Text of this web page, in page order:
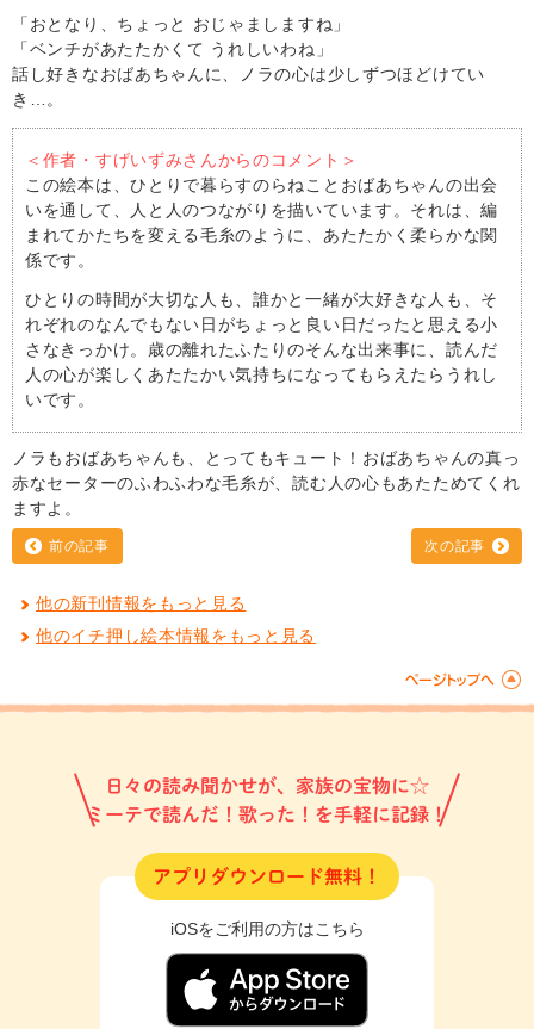
「おとなり、ちょっと おじゃましますね」
「ベンチがあたたかくて うれしいわね」
話し好きなおばあちゃんに、ノラの心は少しずつほどけてい
き…。
＜作者・すげいずみさんからのコメント＞
この絵本は、ひとりで暮らすのらねことおばあちゃんの出会
いを通して、人と人のつながりを描いています。それは、編
まれてかたちを変える毛糸のように、あたたかく柔らかな関
係です。
ひとりの時間が大切な人も、誰かと一緒が大好きな人も、そ
れぞれのなんでもない日がちょっと良い日だったと思える小
さなきっかけ。歳の離れたふたりのそんな出来事に、読んだ
人の心が楽しくあたたかい気持ちになってもらえたらうれし
いです。
ノラもおばあちゃんも、とってもキュート！おばあちゃんの真っ
赤なセーターのふわふわな毛糸が、読む人の心もあたためてくれ
ますよ。
前の記事 次の記事
他の新刊情報をもっと見る
他のイチ押し絵本情報をもっと見る
日々の読み聞かせが、家族の宝物に☆
ミーテで読んだ！歌った！を手軽に記録！
アプリダウンロード無料！
iOSをご利用の方はこちら